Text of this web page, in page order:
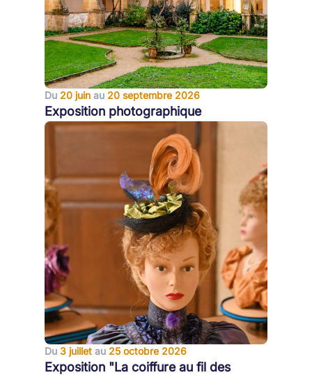
Du 20 juin au 20 septembre 2026
Exposition photographique
Du 3 juillet au 25 octobre 2026
Exposition "La coiffure au fil des